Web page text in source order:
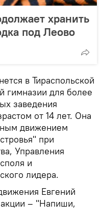
хранить
под Леово
в Тираспольской
гимназии для более
заведения
от 14 лет. Она
движением
при
Управления
и
лидера.
Евгений
– "Напиши,